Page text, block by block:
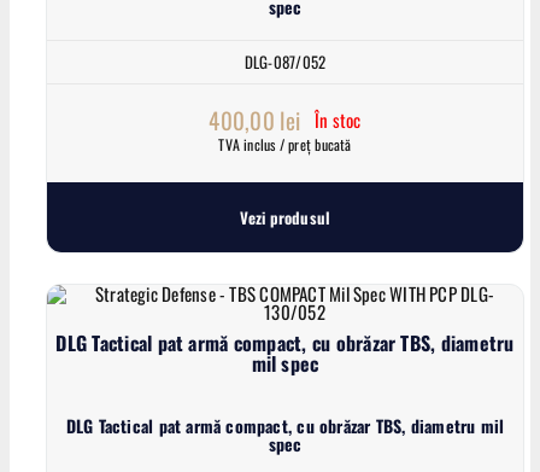
spec
DLG-087/052
400,00 lei În stoc
TVA inclus / preț bucată
Vezi produsul
DLG Tactical pat armă compact, cu obrăzar TBS, diametru
mil spec
DLG Tactical pat armă compact, cu obrăzar TBS, diametru mil
spec